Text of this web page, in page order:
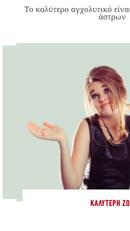
Το καλύτερο αγχολυτικό
άστρων
ΚΑΛΎΤΕΡΗ